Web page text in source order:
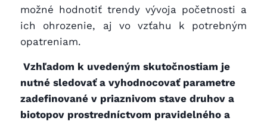
možné hodnotiť trendy vývoja početnosti a
ich ohrozenie, aj vo vzťahu k potrebným
opatreniam.
Vzhľadom k uvedeným skutočnostiam je
nutné sledovať a vyhodnocovať parametre
zadefinované v priaznivom stave druhov a
biotopov prostredníctvom pravidelného a